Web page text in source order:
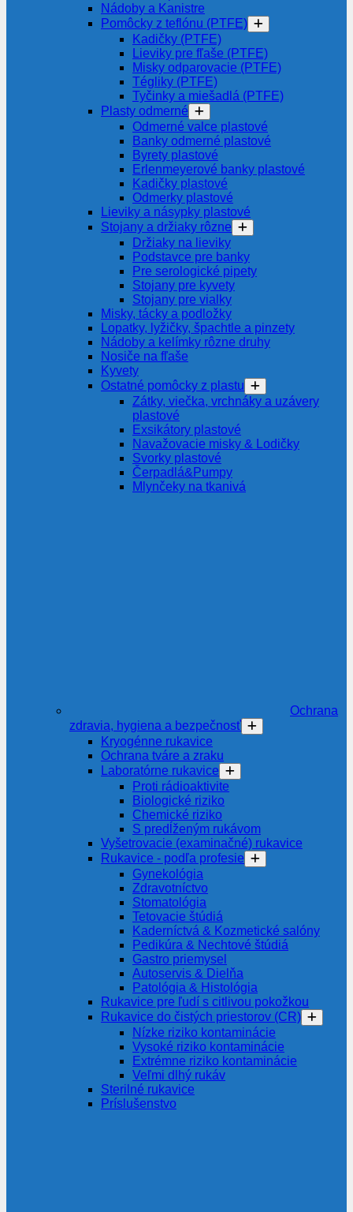
Nádoby a Kanistre
Pomôcky z teflónu (PTFE)
Kadičky (PTFE)
Lieviky pre fľaše (PTFE)
Misky odparovacie (PTFE)
Tégliky (PTFE)
Tyčinky a miešadlá (PTFE)
Plasty odmerné
Odmerné valce plastové
Banky odmerné plastové
Byrety plastové
Erlenmeyerové banky plastové
Kadičky plastové
Odmerky plastové
Lieviky a násypky plastové
Stojany a držiaky rôzne
Držiaky na lieviky
Podstavce pre banky
Pre serologické pipety
Stojany pre kyvety
Stojany pre vialky
Misky, tácky a podložky
Lopatky, lyžičky, špachtle a pinzety
Nádoby a kelímky rôzne druhy
Nosiče na fľaše
Kyvety
Ostatné pomôcky z plastu
Zátky, viečka, vrchnáky a uzávery
plastové
Exsikátory plastové
Navažovacie misky & Lodičky
Svorky plastové
Čerpadlá&Pumpy
Mlynčeky na tkanivá
Ochrana
zdravia, hygiena a bezpečnosť
Kryogénne rukavice
Ochrana tváre a zraku
Laboratórne rukavice
Proti rádioaktivite
Biologické riziko
Chemické riziko
S predĺženým rukávom
Vyšetrovacie (examinačné) rukavice
Rukavice - podľa profesie
Gynekológia
Zdravotníctvo
Stomatológia
Tetovacie štúdiá
Kaderníctvá & Kozmetické salóny
Pedikúra & Nechtové štúdiá
Gastro priemysel
Autoservis & Dielňa
Patológia & Histológia
Rukavice pre ľudí s citlivou pokožkou
Rukavice do čistých priestorov (CR)
Nízke riziko kontaminácie
Vysoké riziko kontaminácie
Extrémne riziko kontaminácie
Veľmi dlhý rukáv
Sterilné rukavice
Príslušenstvo